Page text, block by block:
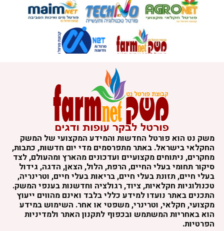
נט הוא פורטל החדשות והמידע המקצועי של המשק
בישראל. באתר מתפרסמים מדי יום חדשות, כתבות,
ניתוחים מקצועיים ועדכונים מהארץ ומהעולם, לצד
תחומי בעלי החיים, הרפת, הלול, הצאן, הדגה, גידול
חיים, תזונת בעלי חיים, בריאות בעלי חיים, וטרינריה,
חקלאיות, ציוד, רגולציה וחדשנות בענפי המשק.
באתר נועדו למידע כללי בלבד ואינם מהווים ייעוץ
חקלאי, וטרינרי, משפטי או אחר. השימוש במידע
באחריות המשתמש ובכפוף לתקנון האתר ולמדיניות